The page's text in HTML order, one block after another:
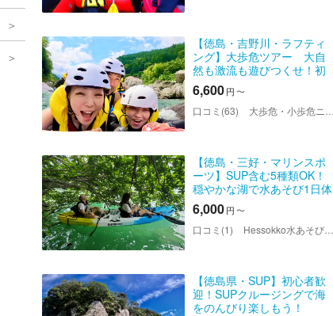
【徳島・吉野川・ラフティ
ング】大歩危ツアー 大自
然も激流も遊びつくせ！初
心者から経験者まで激流を
しっかり満喫！＜写真デー
タもプレゼント＞
6,600円 〜
口コミ(63) 大歩危・小歩危ニューヤードラフティング
【徳島・三好・マリンスポ
ーツ】SUP含む5種類OK！
穏やかな湖で水あそび1日体
験
6,000円 〜
口コミ(1) Hessokko水あそびパーク
【徳島県・SUP】初心者歓
迎！SUPクルージングで海
をのんびり楽しもう！